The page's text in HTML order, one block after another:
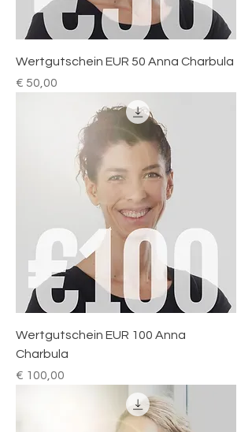
Wertgutschein EUR 50 Anna Charbula
Preis
€ 50,00
Wertgutschein EUR 100 Anna
Charbula
Preis
€ 100,00